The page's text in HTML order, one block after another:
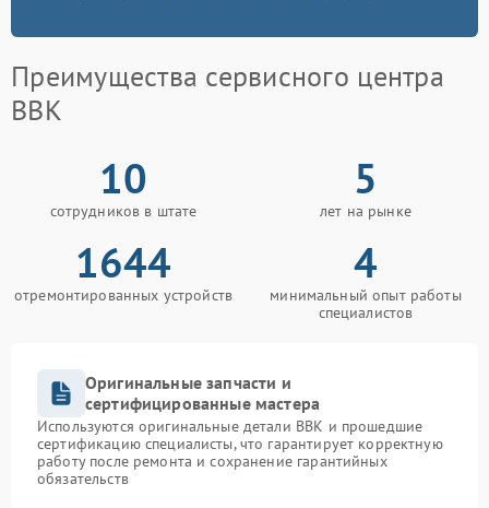
Преимущества сервисного центра
BBK
10
сотрудников в штате
5
лет на рынке
1644
отремонтированных устройств
4
минимальный опыт работы
специалистов
Оригинальные запчасти и
сертифицированные мастера
Используются оригинальные детали BBK и прошедшие
сертификацию специалисты, что гарантирует корректную
работу после ремонта и сохранение гарантийных
обязательств